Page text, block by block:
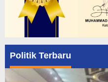
Politik Terbaru